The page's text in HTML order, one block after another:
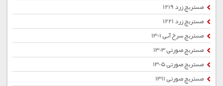
مستربچ زرد 1219
مستربچ زرد 1221
مستربچ سرخ آبی 1301
مستربچ صورتی 1303
مستربچ صورتی 1305
مستربچ صورتی 1311